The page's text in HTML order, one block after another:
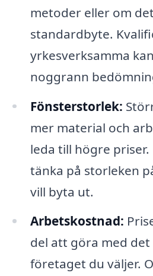
metoder eller om
standardbyte.
yrkesverksamma
noggrann
Fönsterstorlek:
mer material och
leda till högre
tänka på storleken
vill byta ut.
Arbetskostnad:
del att göra med det
företaget du väljer.